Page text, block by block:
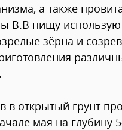
а также
В.В пищу
зёрна и
в открытый грунт
мая на глубину